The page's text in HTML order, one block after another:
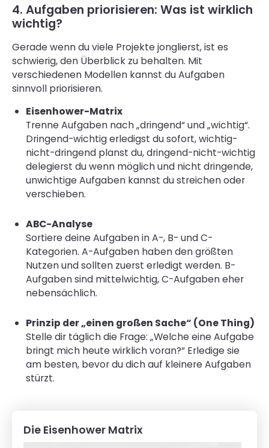
4. Aufgaben priorisieren: Was ist wirklich
wichtig?
Gerade wenn du viele Projekte jonglierst, ist es
schwierig, den Überblick zu behalten. Mit
verschiedenen Modellen kannst du Aufgaben
sinnvoll priorisieren.
Eisenhower-Matrix
Trenne Aufgaben nach „dringend“ und „wichtig“.
Dringend-wichtig erledigst du sofort, wichtig-
nicht-dringend planst du, dringend-nicht-wichtig
delegierst du wenn möglich und nicht dringende,
unwichtige Aufgaben kannst du streichen oder
verschieben.
ABC-Analyse
Sortiere deine Aufgaben in A-, B- und C-
Kategorien. A-Aufgaben haben den größten
Nutzen und sollten zuerst erledigt werden. B-
Aufgaben sind mittelwichtig, C-Aufgaben eher
nebensächlich.
Prinzip der „einen großen Sache“ (One Thing)
Stelle dir täglich die Frage: „Welche eine Aufgabe
bringt mich heute wirklich voran?“ Erledige sie
am besten, bevor du dich auf kleinere Aufgaben
stürzt.
Die Eisenhower Matrix